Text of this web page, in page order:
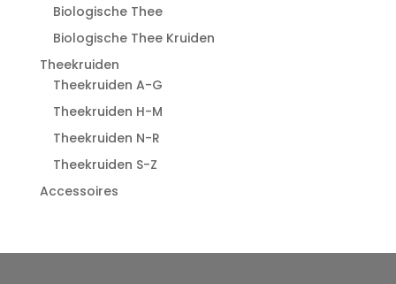
Biologische Thee
Biologische Thee Kruiden
Theekruiden
Theekruiden A-G
Theekruiden H-M
Theekruiden N-R
Theekruiden S-Z
Accessoires